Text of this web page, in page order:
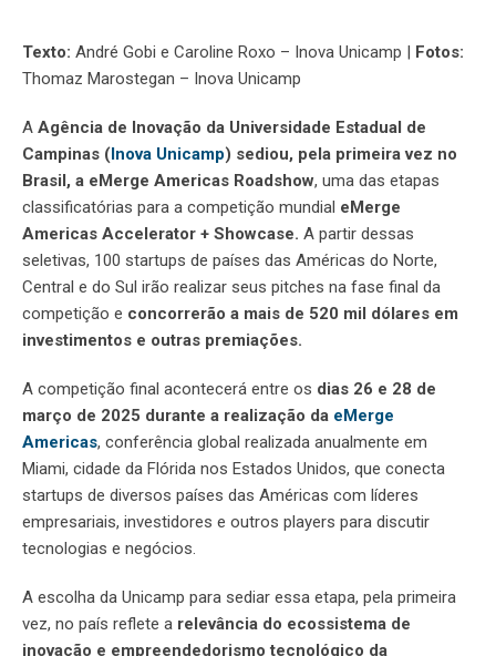
Texto: André Gobi e Caroline Roxo – Inova Unicamp | Fotos:
Thomaz Marostegan – Inova Unicamp
A Agência de Inovação da Universidade Estadual de
Campinas (Inova Unicamp) sediou, pela primeira vez no
Brasil, a eMerge Americas Roadshow, uma das etapas
classificatórias para a competição mundial eMerge
Americas Accelerator + Showcase. A partir dessas
seletivas, 100 startups de países das Américas do Norte,
Central e do Sul irão realizar seus pitches na fase final da
competição e concorrerão a mais de 520 mil dólares em
investimentos e outras premiações.
A competição final acontecerá entre os dias 26 e 28 de
março de 2025 durante a realização da eMerge
Americas, conferência global realizada anualmente em
Miami, cidade da Flórida nos Estados Unidos, que conecta
startups de diversos países das Américas com líderes
empresariais, investidores e outros players para discutir
tecnologias e negócios.
A escolha da Unicamp para sediar essa etapa, pela primeira
vez, no país reflete a relevância do ecossistema de
inovação e empreendedorismo tecnológico da